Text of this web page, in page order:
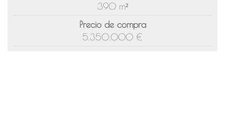
390 m²
Precio de compra
5.350.000 €